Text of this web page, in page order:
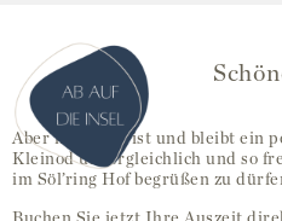
Aber natürlich ist und bleibt ein
Kleinod unvergleichlich und so
im Söl’ring Hof begrüßen zu